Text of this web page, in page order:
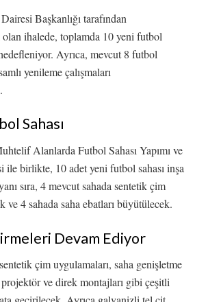
Başkanlığı tarafından
ihalede, toplamda 10 yeni futbol
hedefleniyor. Ayrıca, mevcut 8 futbol
yenileme çalışmaları
Sahası
Alanlarda Futbol Sahası Yapımı ve
ile birlikte, 10 adet yeni futbol sahası inşa
sıra, 4 mevcut sahada sentetik çim
ve 4 sahada saha ebatları büyütülecek.
Devam Ediyor
çim uygulamaları, saha genişletme
ve direk montajları gibi çeşitli